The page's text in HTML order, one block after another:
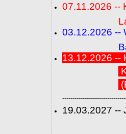
07.11.2026 --
03.12.2026 --
Baden-
13.12.2026 --
19.03.2027 --